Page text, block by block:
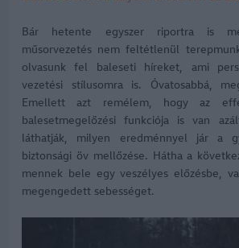
Bár hetente egyszer riportra is
műsorvezetés nem feltétlenül
olvasunk fel baleseti híreket, ami
vezetési stílusomra is. Óvatosabbá,
Emellett azt remélem, hogy az
balesetmegelőzési funkciója is van
láthatják, milyen eredménnyel jár a
biztonsági öv mellőzése. Hátha a
mennek bele egy veszélyes előzésbe,
megengedett sebességet.